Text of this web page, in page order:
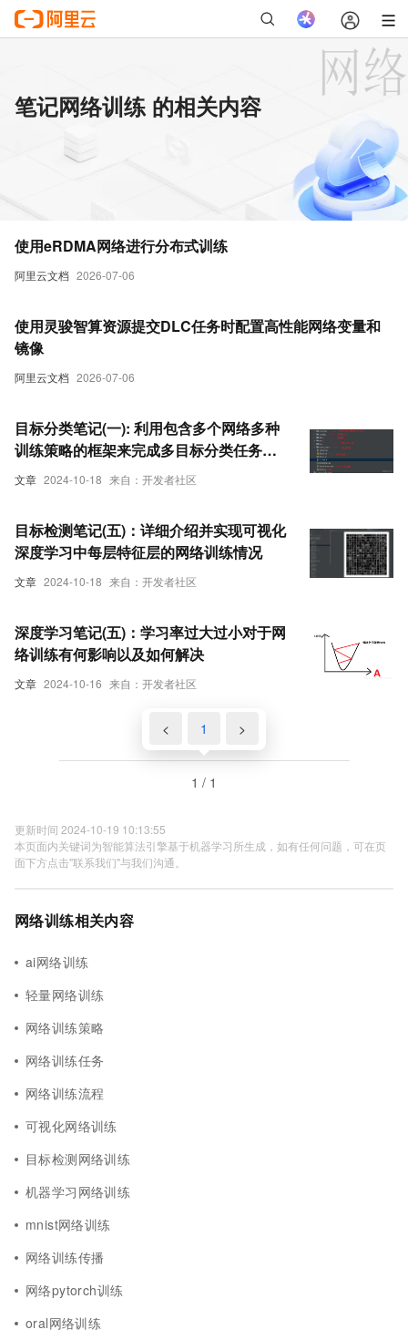
笔记网络训练 的相关内容
阿里云文档 2026-07-06
使用eRDMA网络进行分布式训练
阿里云文档 2026-07-06
使用灵骏智算资源提交DLC任务时配置高性能网络变量和
镜像
文章 2024-10-18 来自：开发者社区
目标分类笔记(一): 利用包含多个网络多种
训练策略的框架来完成多目标分类任务
（从数据准备到训练测试部署的完整流
文章 2024-10-18 来自：开发者社区
目标检测笔记(五)：详细介绍并实现可视化
深度学习中每层特征层的网络训练情况
文章 2024-10-16 来自：开发者社区
深度学习笔记(五)：学习率过大过小对于网
络训练有何影响以及如何解决
< 1 >
1 / 1
更新时间 2024-10-19 10:13:55
本页面内关键词为智能算法引擎基于机器学习所生成，如有任何问题，可在页
面下方点击"联系我们"与我们沟通。
网络训练相关内容
ai网络训练
轻量网络训练
网络训练策略
网络训练任务
网络训练流程
可视化网络训练
目标检测网络训练
机器学习网络训练
mnist网络训练
网络训练传播
网络pytorch训练
oral网络训练